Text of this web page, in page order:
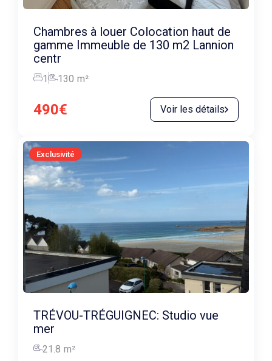
Chambres à louer Colocation haut de
gamme Immeuble de 130 m2 Lannion
centr
1 130 m²
490€ Voir les détails
Exclusivité
TRÉVOU-TRÉGUIGNEC: Studio vue
mer
21.8 m²